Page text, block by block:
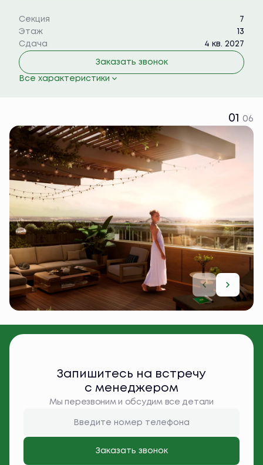
Секция
7
Этаж
13
Сдача
4 кв. 2027
Заказать звонок
Все характеристики
01 06
Запишитесь на встречу
с менеджером
Мы перезвоним и обсудим все детали
Заказать звонок